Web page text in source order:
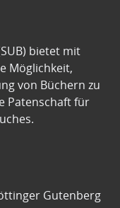
bietet mit
Möglichkeit,
von Büchern zu
Patenschaft für
Gutenberg